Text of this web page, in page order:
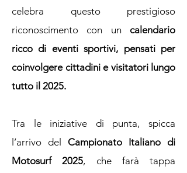
celebra questo prestigioso
riconoscimento con un calendario
ricco di eventi sportivi, pensati per
coinvolgere cittadini e visitatori lungo
tutto il 2025.
Tra le iniziative di punta, spicca
l’arrivo del
Campionato Italiano di
Motosurf 2025, che farà tappa